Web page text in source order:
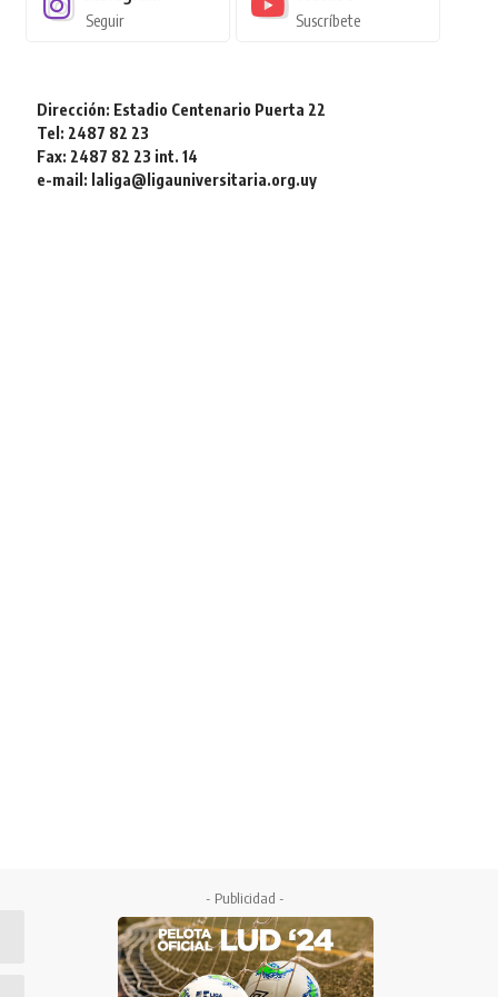
Seguir Suscríbete
Dirección: Estadio Centenario Puerta 22
Tel: 2487 82 23
Fax: 2487 82 23 int. 14
e-mail: laliga@ligauniversitaria.org.uy
- Publicidad -